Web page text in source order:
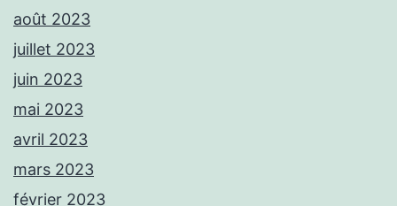
août 2023
juillet 2023
juin 2023
mai 2023
avril 2023
mars 2023
février 2023